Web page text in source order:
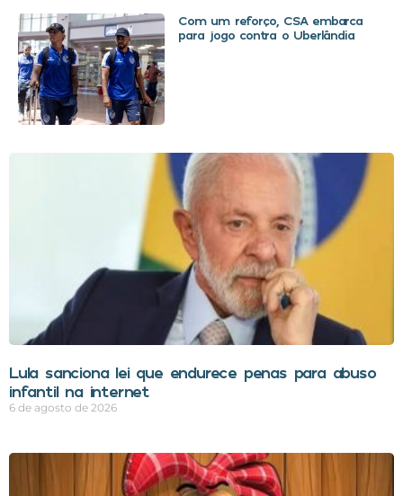
Com um reforço, CSA embarca
para jogo contra o Uberlândia
Lula sanciona lei que endurece penas para abuso
infantil na internet
6 de agosto de 2026